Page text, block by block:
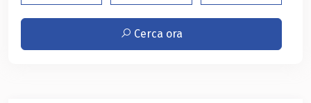
Cerca ora